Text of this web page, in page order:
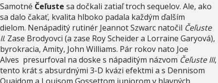
Samotné Čeľuste sa dočkali zatiaľ troch sequelov. Ale, ako
sa dalo čakať, kvalita hlboko padala každým ďalším
dielom. Nenápaditý rutinér Jeannot Szwarc natočil Čeľuste
II. Zase Brodyovci (a zase Roy Scheider a Lorraine Garyová),
byrokracia, Amity, John Williams. Pár rokov nato Joe
Alves presurfoval na doske s nápaditým názvom Čeľuste III,
tento krát s absurdnými 3-D kvázi efektmi a s Dennisom
Quaidom a Louisom Gossettom juniorom v hlavných